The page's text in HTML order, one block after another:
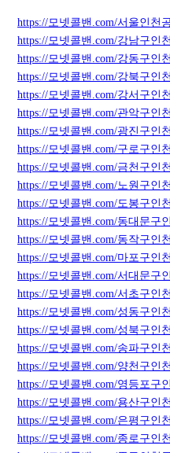
https://모넷콜밴.com/서울인천
https://모넷콜밴.com/강남구인
https://모넷콜밴.com/강동구인
https://모넷콜밴.com/강북구인
https://모넷콜밴.com/강서구인
https://모넷콜밴.com/관악구인
https://모넷콜밴.com/광진구인
https://모넷콜밴.com/구로구인
https://모넷콜밴.com/금천구인
https://모넷콜밴.com/노원구인
https://모넷콜밴.com/도봉구인
https://모넷콜밴.com/동대문구
https://모넷콜밴.com/동작구인
https://모넷콜밴.com/마포구인
https://모넷콜밴.com/서대문구
https://모넷콜밴.com/서초구인
https://모넷콜밴.com/성동구인
https://모넷콜밴.com/성북구인
https://모넷콜밴.com/송파구인
https://모넷콜밴.com/양천구인
https://모넷콜밴.com/영등포구
https://모넷콜밴.com/용산구인
https://모넷콜밴.com/은평구인
https://모넷콜밴.com/종로구인